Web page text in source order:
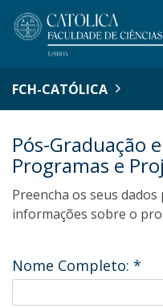
FCH-CATÓLICA
Pós-Graduação
Programas e
Preencha os seus
informações sobre o
Nome Completo: *